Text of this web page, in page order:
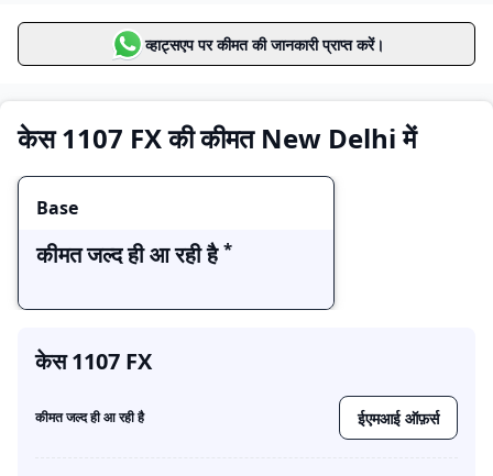
कीमत जल्द ही आ रही है
व्हाट्सएप पर कीमत की जानकारी प्राप्त करें।
केस 1107 FX की कीमत New Delhi में
Base
कीमत जल्द ही आ रही है *
केस 1107 FX
कीमत जल्द ही आ रही है ईएमआई ऑफ़र्स